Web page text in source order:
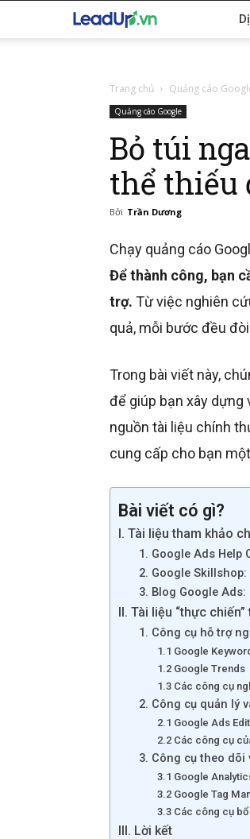
LeadUp.vn
Trang chủ Quảng cáo
Quảng cáo Google
Bỏ túi
thể thiếu
Bởi Trần Dương
Chạy quảng cáo
Để thành công, bạn
trợ. Từ việc nghiên
quả, mỗi bước đều
Trong bài viết này,
để giúp bạn xây dựng
nguồn tài liệu chính
cung cấp cho bạn
Bài viết có gì?
I. Tài liệu tham khảo
1. Google Ads
2. Google
3. Blog Google
II. Tài liệu “thực
1. Công cụ hỗ trợ
1.1 Google
1.2 Google Trends
1.3 Các công cụ
2. Công cụ quản lý
2.1 Google Ads
2.2 Các công cụ
3. Công cụ theo dõi
3.1 Google
3.2 Google Tag
3.3 Các công cụ
III. Lời kết